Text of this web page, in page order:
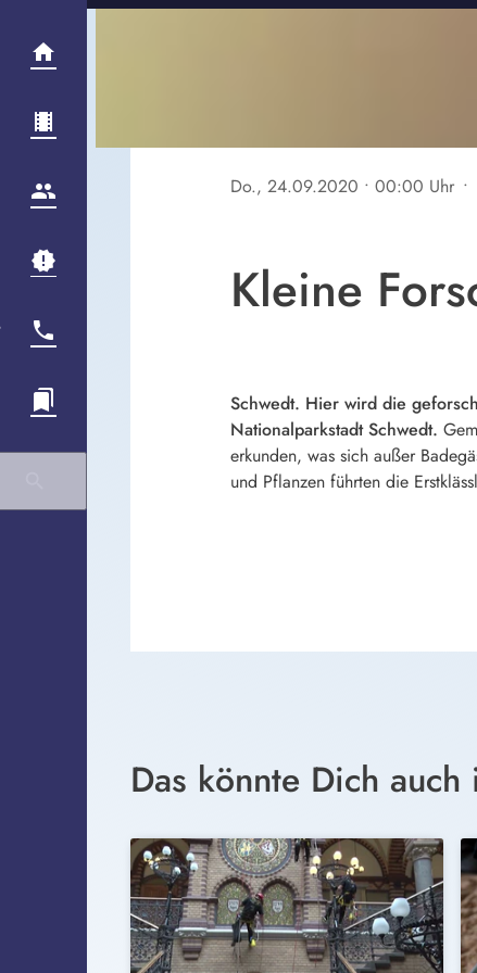
Do., 24.09.2020 • 00:00 Uhr •
Kleine
Schwedt. Hier wird die
Nationalparkstadt Schwedt.
erkunden, was sich außer
und Pflanzen führten die
Das könnte Dich